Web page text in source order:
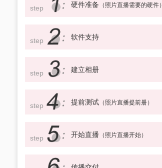
step 硬件准备 （照片直播需要的硬件）
step 软件支持
step 建立相册
step 提前测试 （照片直播提前册）
step 开始直播 （照片直播开始）